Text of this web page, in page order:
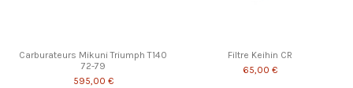
Carburateurs Mikuni Triumph T140
72-79
595,00 €
Filtre Keihin CR
65,00 €